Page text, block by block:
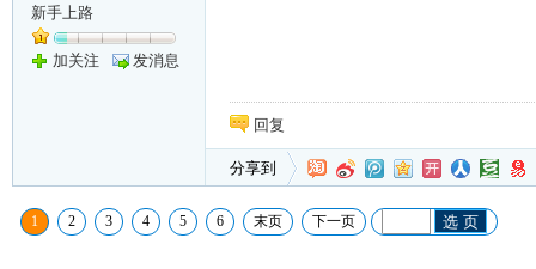
新手上路
加关注 发消息
回复
分享到
1 2 3 4 5 6 末页 下一页 选 页